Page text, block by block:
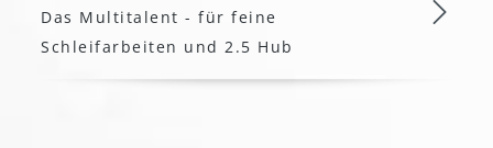
Das Multitalent - für feine
Schleifarbeiten und 2.5 Hub